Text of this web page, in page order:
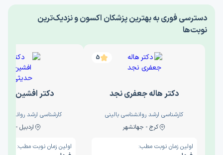
‎دسترسی فوری به بهترین پزشکان اکسون و نزدیک‌ترین
نوبت‌ها
5
دکتر هاله جعفری نجد
کارشناسی ارشد روانشناسی بالینی
کرج - جهانشهر
اولین زمان نوبت مطب:
دکتر افشین
کارشناسی ارشد
اردبیل - والی
اولین زمان نوبت مطب: